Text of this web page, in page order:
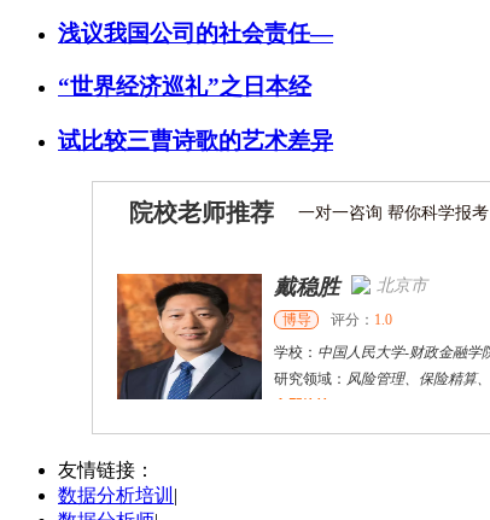
浅议我国公司的社会责任—
“世界经济巡礼”之日本经
试比较三曹诗歌的艺术差异
院校老师推荐 一对一咨询 帮你科学报考
戴稳胜 北京市
博导 评分： 1.0
学校： 中国人民大学-财政金融学院
研究领域： 风险管理、保险精算、人民币国际化
陈传红 武汉市
友情链接：
数据分析培训 |